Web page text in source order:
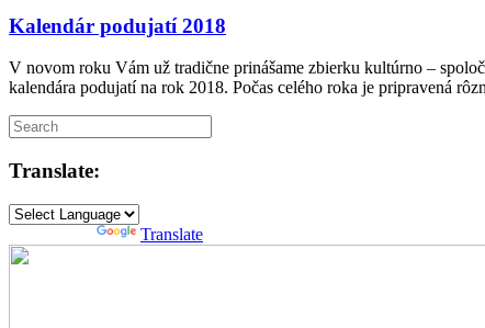
Kalendár podujatí 2018
V novom roku Vám už tradične prinášame zbierku kultúrno –
kalendára podujatí na rok 2018. Počas celého roka je pripravená
Translate:
Translate